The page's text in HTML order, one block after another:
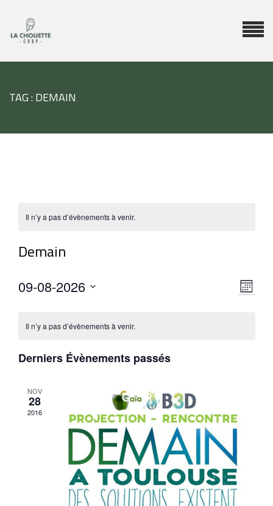
TAG : DEMAIN
Il n’y a pas d’évènements à venir.
Demain
Mois
09-08-2026
une
Il n’y a pas d’évènements à venir.
Derniers Évènements passés
NOV
28
2016